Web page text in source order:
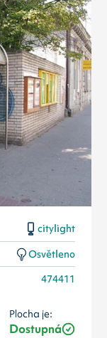
citylight
Osvětleno
474411
Plocha je:
Dostupná